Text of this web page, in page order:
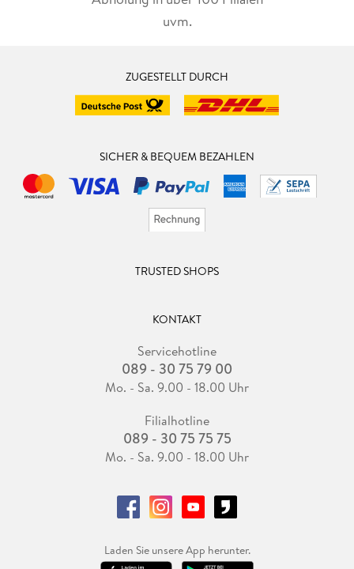
uvm.
ZUGESTELLT DURCH
SICHER & BEQUEM BEZAHLEN
TRUSTED SHOPS
KONTAKT
Servicehotline
089 - 30 75 79 00
Mo. - Sa. 9.00 - 18.00 Uhr
Filialhotline
089 - 30 75 75 75
Mo. - Sa. 9.00 - 18.00 Uhr
Laden Sie unsere App herunter.